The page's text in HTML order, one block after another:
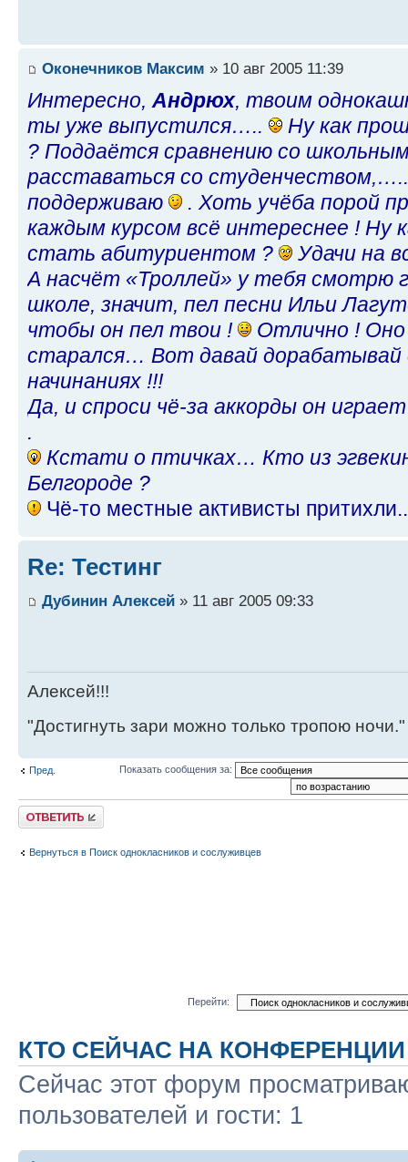
Оконечников Максим » 10 авг 2005 11:39
Интересно, Андрюх, твоим
ты уже выпустился…..
Ну как
? Поддаётся сравнению со
расставаться со
поддерживаю
. Хоть учёба порой
каждым курсом всё интереснее ! Ну
стать абитуриентом ?
Удачи на
А насчёт «Троллей» у тебя смотрю
школе, значит, пел песни Ильи
чтобы он пел твои !
Отлично ! Оно
старался… Вот давай
начинаниях !!!
Да, и спроси чё-за аккорды он
.
Кстати о птичках… Кто из
Белгороде ?
Чё-то местные активисты
Re: Тестинг
Дубинин Алексей » 11 авг 2005 09:33
Алексей!!!
"Достигнуть зари можно только тропою ночи."
Пред. Показать сообщения за:
Ответить
Вернуться в Поиск однокласников и сослуживцев
Перейти:
КТО СЕЙЧАС НА КОНФЕРЕНЦИИ
Сейчас этот форум
пользователей и гости: 1